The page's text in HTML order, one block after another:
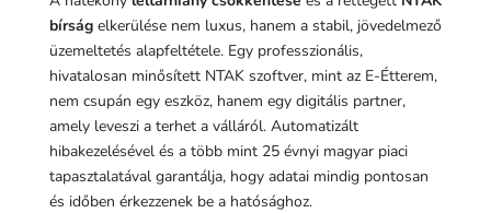
bírságelkerülése nem luxus, hanem a stabil, jövedelmező
üzemeltetés alapfeltétele. Egy professzionális,
hivatalosan minősített NTAK szoftver, mint az E-Étterem,
nem csupán egy eszköz, hanem egy digitális partner,
amely leveszi a terhet a válláról. Automatizált
hibakezelésével és a több mint 25 évnyi magyar piaci
tapasztalatával garantálja, hogy adatai mindig pontosan
és időben érkezzenek be a hatósághoz.